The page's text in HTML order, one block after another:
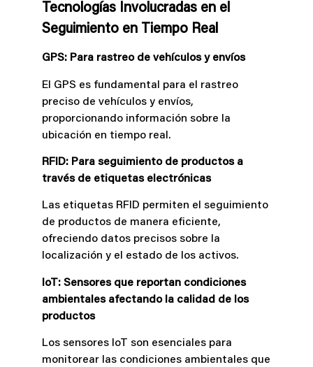
Tecnologías Involucradas en el
Seguimiento en Tiempo Real
GPS: Para rastreo de vehículos y envíos
El GPS es fundamental para el rastreo
preciso de vehículos y envíos,
proporcionando información sobre la
ubicación en tiempo real.
RFID: Para seguimiento de productos a
través de etiquetas electrónicas
Las etiquetas RFID permiten el seguimiento
de productos de manera eficiente,
ofreciendo datos precisos sobre la
localización y el estado de los activos.
IoT: Sensores que reportan condiciones
ambientales afectando la calidad de los
productos
Los sensores IoT son esenciales para
monitorear las condiciones ambientales que